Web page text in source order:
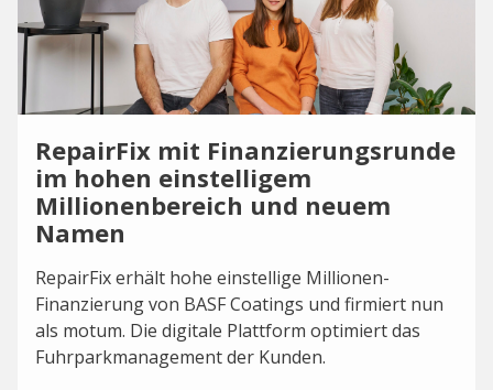
RepairFix mit Finanzierungsrunde
im hohen einstelligem
Millionenbereich und neuem
Namen
RepairFix erhält hohe einstellige Millionen-
Finanzierung von BASF Coatings und firmiert nun
als motum. Die digitale Plattform optimiert das
Fuhrparkmanagement der Kunden.